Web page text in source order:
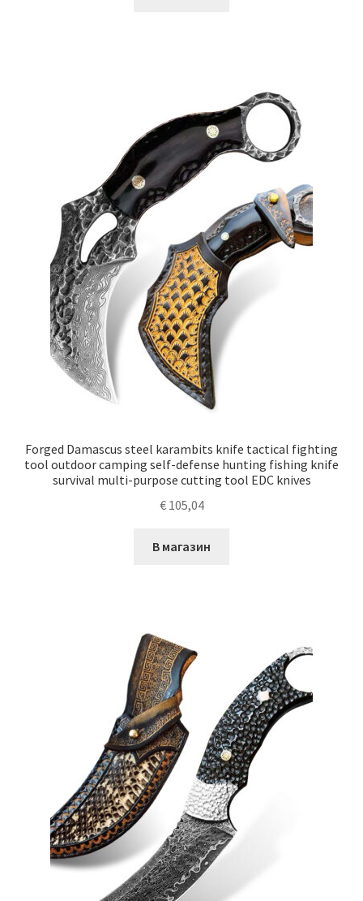
Forged Damascus steel karambits knife tactical fighting
tool outdoor camping self-defense hunting fishing knife
survival multi-purpose cutting tool EDC knives
€105,04
В магазин